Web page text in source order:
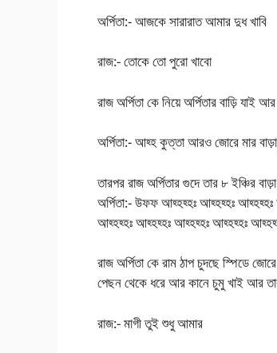
অর্পিতা:- আজকে সারারাত আমার দুধ খাবি
রাজ:- তোকে তো পুরো খাবো
রাজ অর্পিতা কে নিয়ে অর্পিতার বাড়ি যাই
অর্পিতা:- আহ্হ কুত্তা আরও জোরে
তারপর রাজ অর্পিতার গুদে তার ৮ ইঞ্চির
অর্পিতা:- উফফ আহ্হহ্হঃ আহ্হহ্হঃ
আহ্হহ্হঃ আহ্হহ্হঃ আহ্হহ্হঃ আহ্হহ্হঃ
রাজ অর্পিতা কে রাম ঠাপ চুদছে স্পিডে
পেছন থেকে ধরে আর কানে চুমু খাই আর
রাজ:- মাগী তুই শুধু আমার